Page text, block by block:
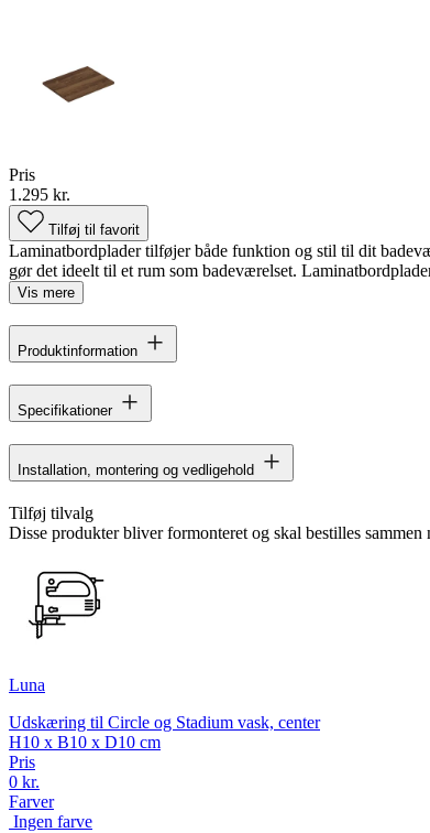
Pris
1.295 kr.
Tilføj til favorit
Laminatbordplader tilføjer både funktion og stil til dit
gør det ideelt til et rum som badeværelset.
Vis mere
Produktinformation
Specifikationer
Installation, montering og vedligehold
Tilføj tilvalg
Disse produkter bliver formonteret og skal bestilles sammen
Luna
Udskæring til Circle og Stadium vask, center
H10 x B10 x D10 cm
Pris
0 kr.
Farver
Ingen farve